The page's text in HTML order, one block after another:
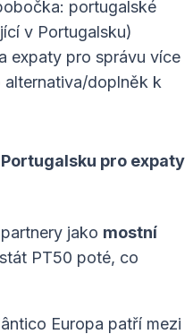
portugalské
v Portugalsku)
expaty pro správu více
doplněk k
pro expaty
jako mostní
PT50 poté, co
Europa patří mezi